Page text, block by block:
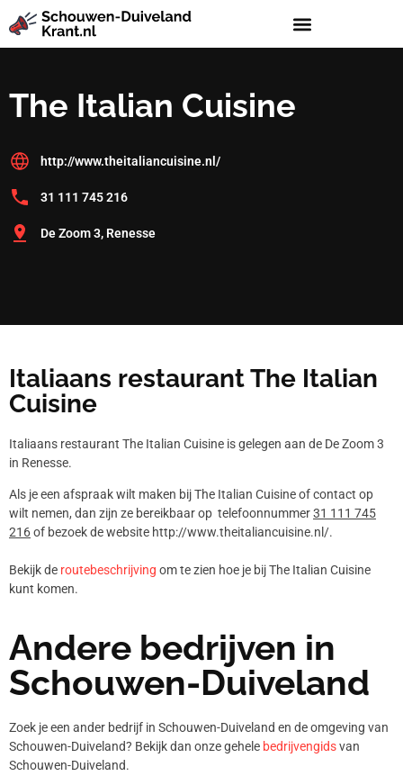
The Italian Cuisine
http://www.theitaliancuisine.nl/
31 111 745 216
De Zoom 3, Renesse
Italiaans restaurant The Italian
Cuisine
Italiaans restaurant The Italian Cuisine is gelegen aan de De Zoom 3
in Renesse.
Als je een afspraak wilt maken bij The Italian Cuisine of contact op
wilt nemen, dan zijn ze bereikbaar op telefoonnummer31 111 745
216of bezoek de website http://www.theitaliancuisine.nl/.
Bekijk de routebeschrijving om te zien hoe je bij The Italian Cuisine
kunt komen.
Andere bedrijven in
Schouwen-Duiveland
Zoek je een ander bedrijf in Schouwen-Duiveland en de omgeving van
Schouwen-Duiveland? Bekijk dan onze gehele bedrijvengidsvan
Schouwen-Duiveland.